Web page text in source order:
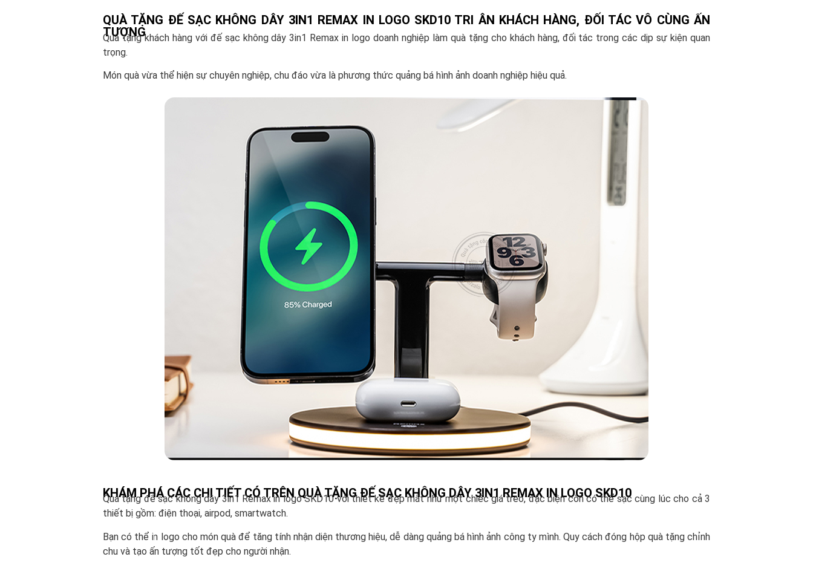
QUÀ TẶNG ĐẾ SẠC KHÔNG DÂY 3IN1 REMAX IN LOGO SKD10 TRI ÂN KHÁCH HÀNG, ĐỐI TÁC VÔ CÙNG ẤN
TƯỢNG
Quà tặng khách hàng với đế sạc không dây 3in1 Remax in logo doanh nghiệp làm quà tặng cho khách hàng, đối tác trong các dịp sự kiện quan
trọng.
Món quà vừa thể hiện sự chuyên nghiệp, chu đáo vừa là phương thức quảng bá hình ảnh doanh nghiệp hiệu quả.
KHÁM PHÁ CÁC CHI TIẾT CÓ TRÊN QUÀ TẶNG ĐẾ SẠC KHÔNG DÂY 3IN1 REMAX IN LOGO SKD10
Quà tặng đế sạc không dây 3in1 Remax in logo SKD10 với thiết kế đẹp mắt như một chiếc giá treo, đặc biện còn có thể sạc cùng lúc cho cả 3
thiết bị gồm: điện thoại, airpod, smartwatch.
Bạn có thể in logo cho món quà để tăng tính nhận diện thương hiệu, dễ dàng quảng bá hình ảnh công ty mình. Quy cách đóng hộp quà tặng chỉnh
chu và tạo ấn tượng tốt đẹp cho người nhận.